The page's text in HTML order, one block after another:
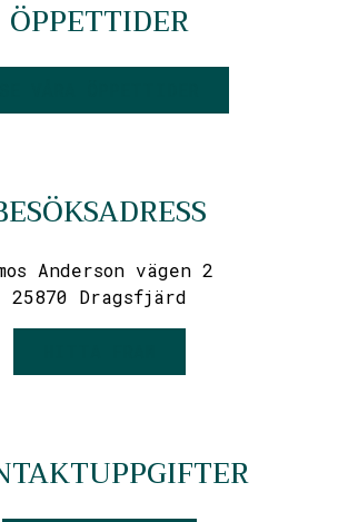
ÖPPETTIDER
Anderson vägen 2
25870 Dragsfjärd